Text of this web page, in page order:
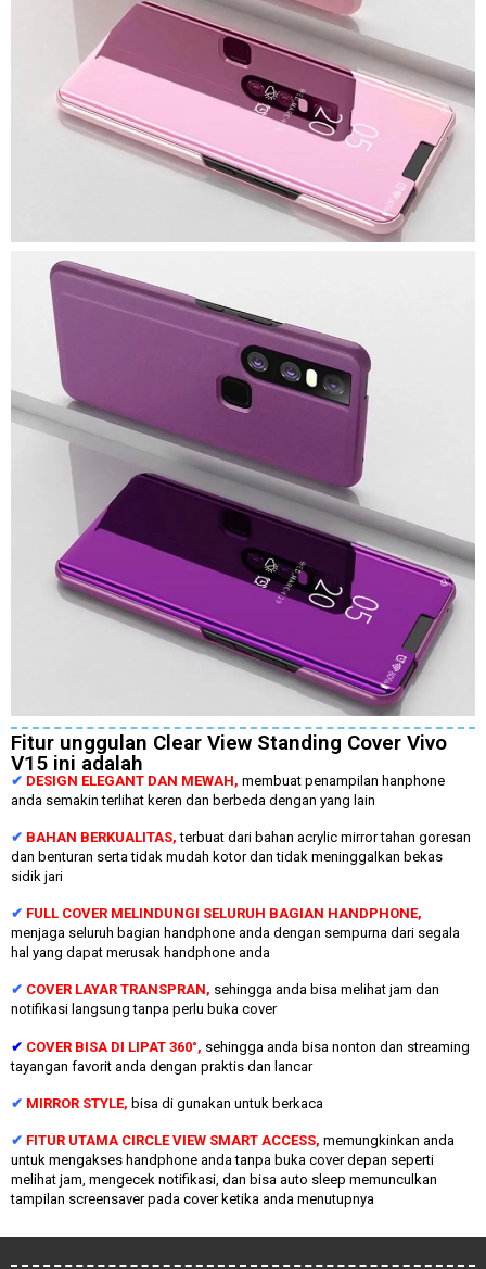
Fitur unggulan Clear View Standing Cover Vivo
V15 ini adalah
✔ DESIGN ELEGANT DAN MEWAH, membuat penampilan hanphone
anda semakin terlihat keren dan berbeda dengan yang lain
✔ BAHAN BERKUALITAS,terbuat dari bahan acrylic mirror tahan goresan
dan benturan serta tidak mudah kotor dan tidak meninggalkan bekas
sidik jari
✔ FULL COVER MELINDUNGI SELURUH BAGIAN HANDPHONE,
menjaga seluruh bagian handphone anda dengan sempurna dari segala
hal yang dapat merusak handphone anda
✔ COVER LAYAR TRANSPRAN, sehingga anda bisa melihat jam dan
notifikasi langsung tanpa perlu buka cover
✔ COVER BISA DI LIPAT 360°, sehingga anda bisa nonton dan streaming
tayangan favorit anda dengan praktis dan lancar
✔ MIRROR STYLE, bisa di gunakan untuk berkaca
✔ FITUR UTAMA CIRCLE VIEW SMART ACCESS, memungkinkan anda
untuk mengakses handphone anda tanpa buka cover depan seperti
melihat jam, mengecek notifikasi, dan bisa auto sleep memunculkan
tampilan screensaver pada cover ketika anda menutupnya